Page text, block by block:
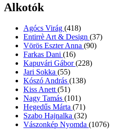
Alkotók
Agócs Virág (418)
Entirrè Art & Design (37)
Vörös Eszter Anna (90)
Farkas Dani (16)
Kapuvári Gábor(228)
Jari Sokka (55)
Kószó András (138)
Kiss Anett (51)
Nagy Tamás (101)
Hegedűs Márta (71)
Szabo Hajnalka (32)
Vászonkép Nyomda (1076)